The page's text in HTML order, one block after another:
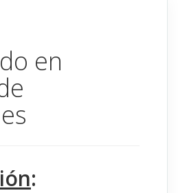
en
: